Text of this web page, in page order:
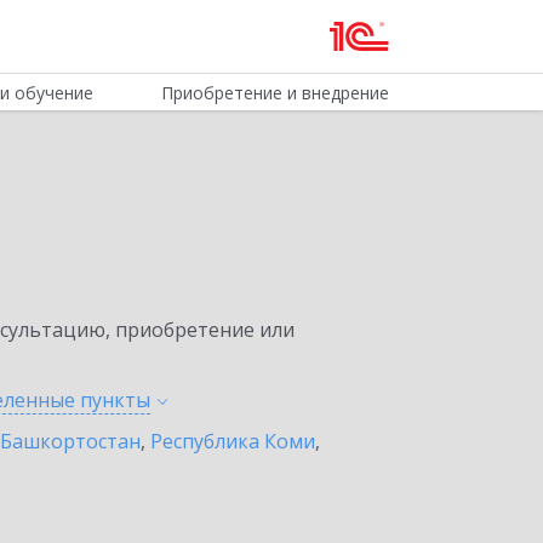
обучение Приобретение и внедрение
приобретение или
пункты
, Республика Коми,